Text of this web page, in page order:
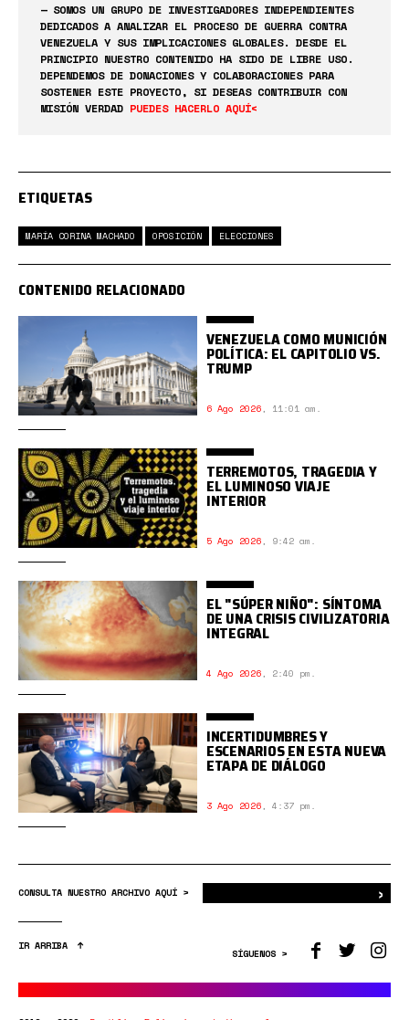
— SOMOS UN GRUPO DE INVESTIGADORES INDEPENDIENTES
DEDICADOS A ANALIZAR EL PROCESO DE GUERRA CONTRA
VENEZUELA Y SUS IMPLICACIONES GLOBALES. DESDE EL
PRINCIPIO NUESTRO CONTENIDO HA SIDO DE LIBRE USO.
DEPENDEMOS DE DONACIONES Y COLABORACIONES PARA
SOSTENER ESTE PROYECTO, SI DESEAS CONTRIBUIR CON
MISIÓN VERDAD PUEDES HACERLO AQUÍ<
ETIQUETAS
MARÍA CORINA MACHADO OPOSICIÓN ELECCIONES
CONTENIDO RELACIONADO
VENEZUELA COMO MUNICIÓN
POLÍTICA: EL CAPITOLIO VS.
TRUMP
6 Ago 2026, 11:01 am.
TERREMOTOS, TRAGEDIA Y
EL LUMINOSO VIAJE
INTERIOR
5 Ago 2026, 9:42 am.
EL "SÚPER NIÑO": SÍNTOMA
DE UNA CRISIS CIVILIZATORIA
INTEGRAL
4 Ago 2026, 2:40 pm.
INCERTIDUMBRES Y
ESCENARIOS EN ESTA NUEVA
ETAPA DE DIÁLOGO
3 Ago 2026, 4:37 pm.
CONSULTA NUESTRO ARCHIVO AQUÍ > ›
IR ARRIBA
SÍGUENOS >